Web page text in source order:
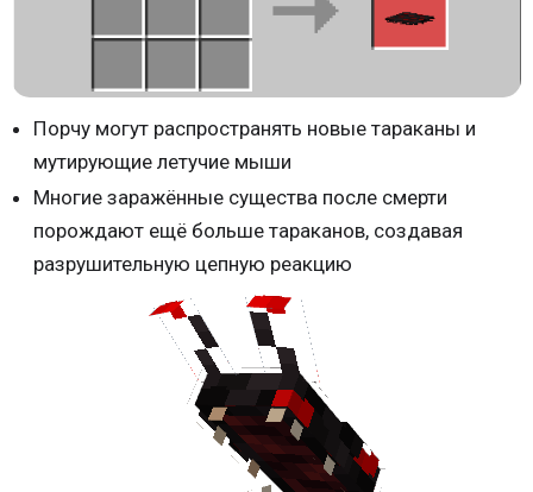
Порчу могут распространять новые тараканы и
мутирующие летучие мыши
Многие заражённые существа после смерти
порождают ещё больше тараканов, создавая
разрушительную цепную реакцию